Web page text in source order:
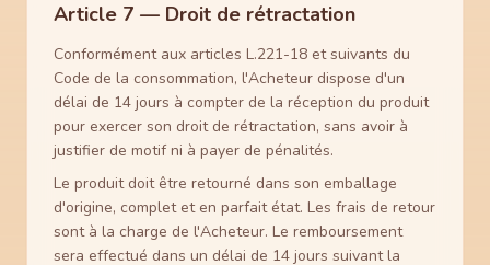
Article 7 — Droit de rétractation
Conformément aux articles L.221-18 et suivants du
Code de la consommation, l'Acheteur dispose d'un
délai de 14 jours à compter de la réception du produit
pour exercer son droit de rétractation, sans avoir à
justifier de motif ni à payer de pénalités.
Le produit doit être retourné dans son emballage
d'origine, complet et en parfait état. Les frais de retour
sont à la charge de l'Acheteur. Le remboursement
sera effectué dans un délai de 14 jours suivant la